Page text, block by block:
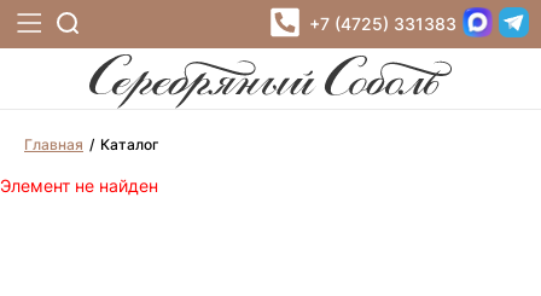
+7 (4725) 331383
Главная Каталог
Элемент не найден